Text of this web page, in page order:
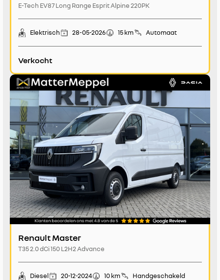
E-Tech EV87 Long Range Esprit Alpine 220PK
Elektrisch 28-05-2026 15 km Automaat
Verkocht
Renault Master
T35 2.0 dCi 150 L2H2 Advance
Diesel 20-12-2024 10 km Handgeschakeld